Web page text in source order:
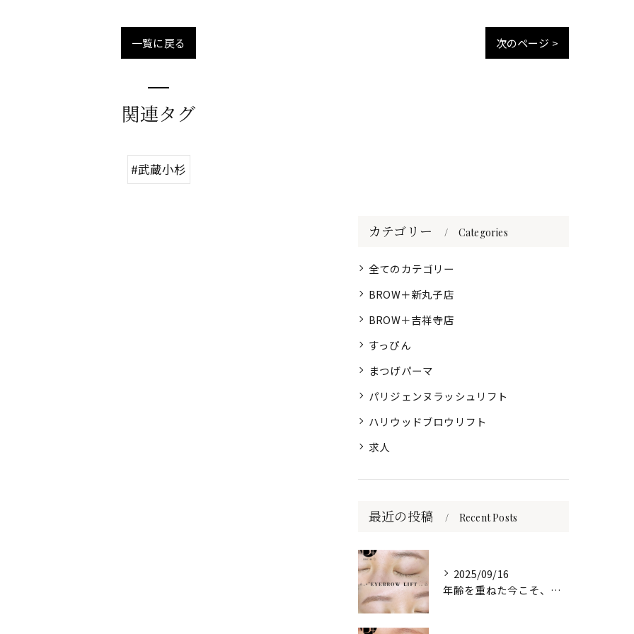
一覧に戻る 次のページ >
関連タグ
#武蔵小杉
カテゴリー Categories
全てのカテゴリー
BROW＋新丸子店
BROW＋吉祥寺店
すっぴん
まつげパーマ
パリジェンヌラッシュリフト
ハリウッドブロウリフト
求人
最近の投稿 Recent Posts
2025/09/16
年齢を重ねた今こそ、自然な美しさを目元に🌷